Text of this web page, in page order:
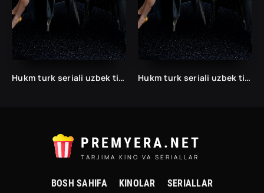
Hukm turk seriali uzbek tilida /Хукм турк сериали ўзбек тилида/ 203. 204. 205. 206. 207. 208. 209. 210. 211. 212. 213. 214. 215 barcha qismlari. Hukm turk seriali uzbek tilida /Хукм турк сериали ўзбек тилида/ 203. 204. 205. 206. 207. 208. 209. 210. 211. 212. 213. 214. 215 barcha qismlari.
PREMYERA.NET
TARJIMA KINO VA SERIALLAR
BOSH SAHIFA KINOLAR SERIALLAR